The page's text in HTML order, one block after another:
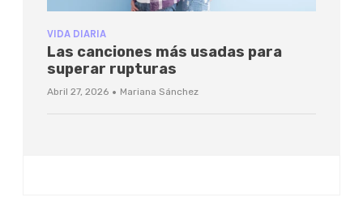
VIDA DIARIA
Las canciones más usadas para
superar rupturas
Abril 27, 2026 · Mariana Sánchez